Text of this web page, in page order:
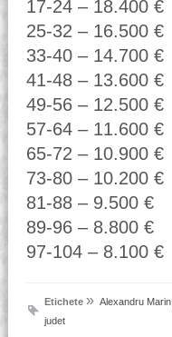
17-24 – 18.400 €
25-32 – 16.500 €
33-40 – 14.700 €
41-48 – 13.600 €
49-56 – 12.500 €
57-64 – 11.600 €
65-72 – 10.900 €
73-80 – 10.200 €
81-88 – 9.500 €
89-96 – 8.800 €
97-104 – 8.100 €
Etichete » Alexandru Marin
judet